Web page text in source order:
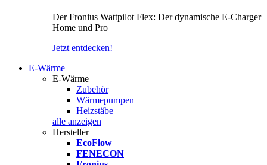
Der Fronius Wattpilot Flex: Der dynamische E-Charger
Home und Pro
Jetzt entdecken!
E-Wärme
E-Wärme
Zubehör
Wärmepumpen
Heizstäbe
alle anzeigen
Hersteller
EcoFlow
FENECON